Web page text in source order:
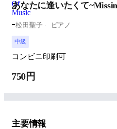
あなたに逢いたくて
-松田聖子 ピアノ
中級
コンビニ印刷可
750円
主要情報